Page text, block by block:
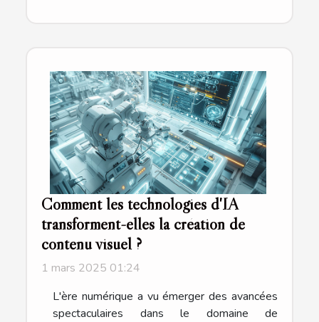
Comment les technologies d'IA
transforment-elles la création de
contenu visuel ?
1 mars 2025 01:24
L'ère numérique a vu émerger des avancées
spectaculaires dans le domaine de